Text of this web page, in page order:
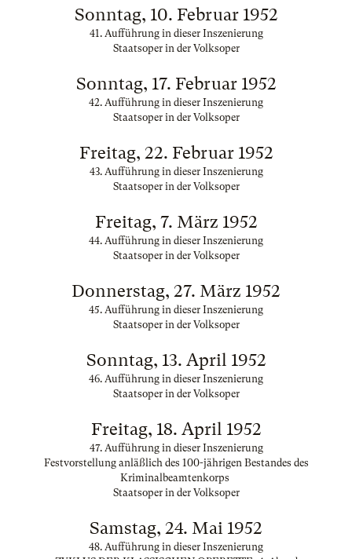
Sonntag, 10. Februar 1952
41. Aufführung in dieser Inszenierung
Staatsoper in der Volksoper
Sonntag, 17. Februar 1952
42. Aufführung in dieser Inszenierung
Staatsoper in der Volksoper
Freitag, 22. Februar 1952
43. Aufführung in dieser Inszenierung
Staatsoper in der Volksoper
Freitag, 7. März 1952
44. Aufführung in dieser Inszenierung
Staatsoper in der Volksoper
Donnerstag, 27. März 1952
45. Aufführung in dieser Inszenierung
Staatsoper in der Volksoper
Sonntag, 13. April 1952
46. Aufführung in dieser Inszenierung
Staatsoper in der Volksoper
Freitag, 18. April 1952
47. Aufführung in dieser Inszenierung
Festvorstellung anläßlich des 100-jährigen Bestandes des
Kriminalbeamtenkorps
Staatsoper in der Volksoper
Samstag, 24. Mai 1952
48. Aufführung in dieser Inszenierung